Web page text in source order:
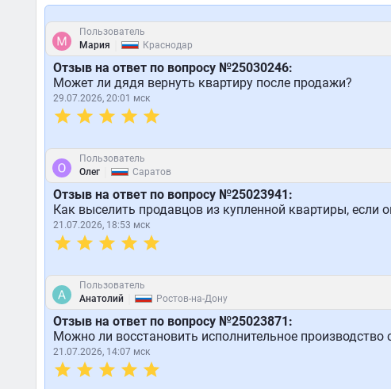
Пользователь
Мария
Краснодар
Отзыв на ответ по вопросу №25030246:
Может ли дядя вернуть квартиру после продажи?
29.07.2026, 20:01 мск
Пользователь
Олег
Саратов
Отзыв на ответ по вопросу №25023941:
Как выселить продавцов из купленной квартиры, если
21.07.2026, 18:53 мск
Пользователь
Анатолий
Ростов-на-Дону
Отзыв на ответ по вопросу №25023871:
Можно ли восстановить исполнительное производство
21.07.2026, 14:07 мск